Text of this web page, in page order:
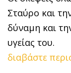
Σταύρο και
δύναμη και
υγείας του.
διαβάστε